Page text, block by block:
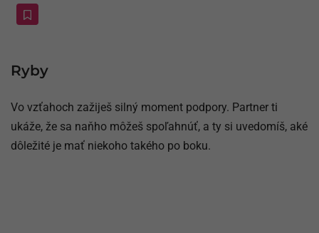
Ryby
Vo vzťahoch zažiješ silný moment podpory. Partner ti
ukáže, že sa naňho môžeš spoľahnúť, a ty si uvedomíš, aké
dôležité je mať niekoho takého po boku.